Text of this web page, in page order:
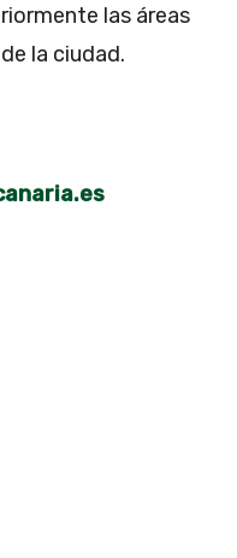
las áreas
la ciudad.